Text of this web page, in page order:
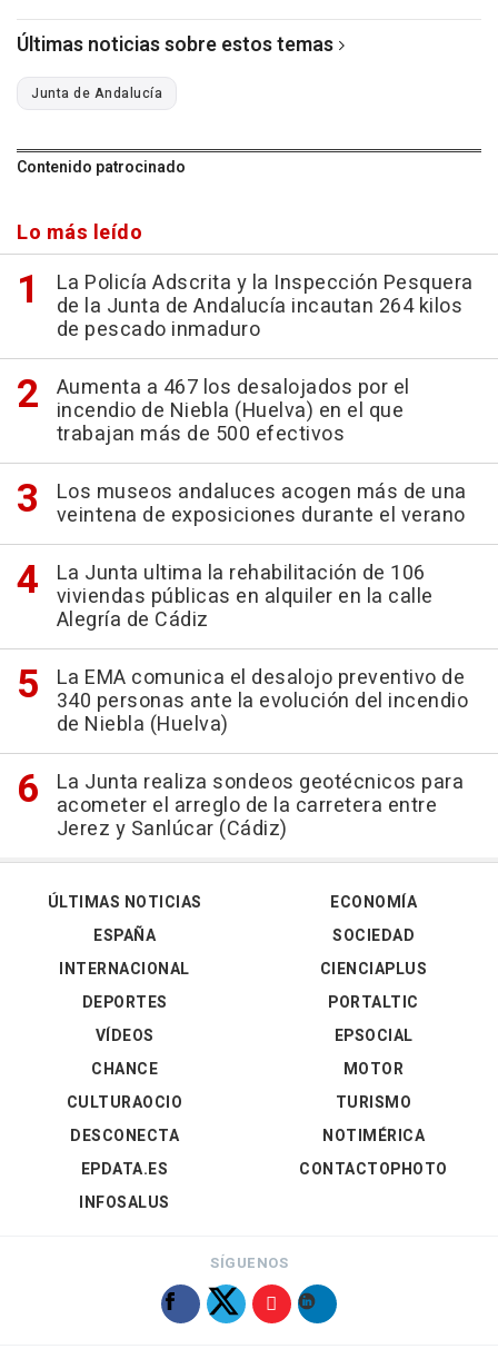
Últimas noticias sobre estos temas
Junta de Andalucía
Contenido patrocinado
Lo más leído
La Policía Adscrita y la Inspección Pesquera
de la Junta de Andalucía incautan 264 kilos
de pescado inmaduro
Aumenta a 467 los desalojados por el
incendio de Niebla (Huelva) en el que
trabajan más de 500 efectivos
Los museos andaluces acogen más de una
veintena de exposiciones durante el verano
La Junta ultima la rehabilitación de 106
viviendas públicas en alquiler en la calle
Alegría de Cádiz
La EMA comunica el desalojo preventivo de
340 personas ante la evolución del incendio
de Niebla (Huelva)
La Junta realiza sondeos geotécnicos para
acometer el arreglo de la carretera entre
Jerez y Sanlúcar (Cádiz)
ÚLTIMAS NOTICIAS
ESPAÑA
INTERNACIONAL
DEPORTES
VÍDEOS
ECONOMÍA
SOCIEDAD
CIENCIAPLUS
PORTALTIC
EPSOCIAL
CHANCE
CULTURAOCIO
DESCONECTA
EPDATA.ES
INFOSALUS
MOTOR
TURISMO
NOTIMÉRICA
CONTACTOPHOTO
SÍGUENOS